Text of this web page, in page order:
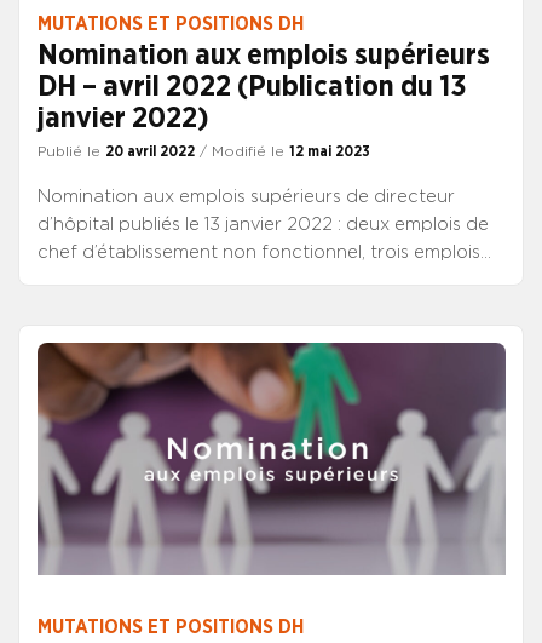
MUTATIONS ET POSITIONS DH
Nomination aux emplois supérieurs
DH – avril 2022 (Publication du 13
janvier 2022)
Publié le 20 avril 2022 / Modifié le 12 mai 2023
Nomination aux emplois supérieurs de directeur
d’hôpital publiés le 13 janvier 2022 : deux emplois de
chef d’établissement non fonctionnel, trois emplois
MUTATIONS ET POSITIONS DH